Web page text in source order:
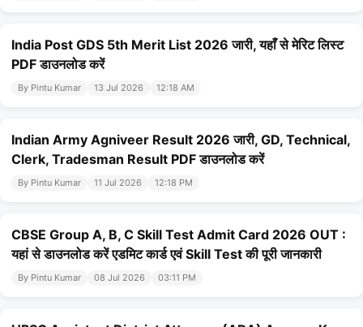
India Post GDS 5th Merit List 2026 जारी, यहाँ से मेरिट लिस्ट
PDF डाउनलोड करें
By Pintu Kumar 13 Jul 2026 12:18 AM
Indian Army Agniveer Result 2026 जारी, GD, Technical,
Clerk, Tradesman Result PDF डाउनलोड करें
By Pintu Kumar 11 Jul 2026 12:18 PM
CBSE Group A, B, C Skill Test Admit Card 2026 OUT :
यहां से डाउनलोड करें एडमिट कार्ड एवं Skill Test की पूरी जानकारी
By Pintu Kumar 08 Jul 2026 03:11 PM